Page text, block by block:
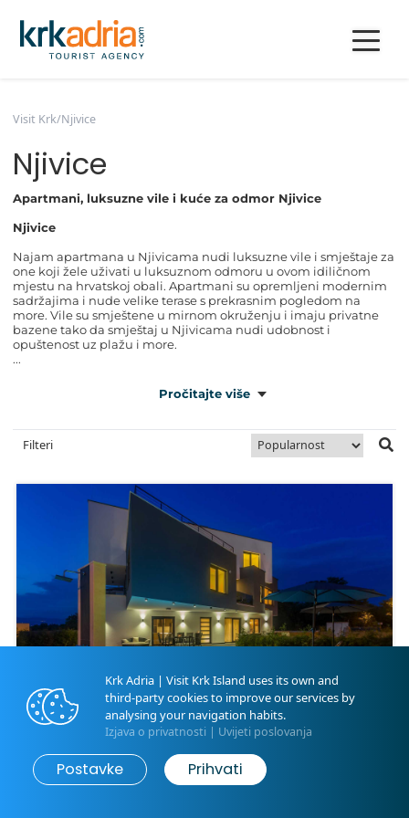
Map Pretraži
Visit Krk/Njivice
Njivice
Apartmani, luksuzne vile i kuće za odmor Njivice
Njivice
Najam apartmana u Njivicama nudi luksuzne vile i smještaje za
one koji žele uživati u luksuznom odmoru u ovom idiličnom
mjestu na hrvatskoj obali. Apartmani su opremljeni modernim
sadržajima i nude velike terase s prekrasnim pogledom na
more. Vile su smještene u mirnom okruženju i imaju privatne
bazene tako da smještaj u Njivicama nudi udobnost i
opuštenost uz plažu i more.
...
Pročitajte više
Filteri
Luksuzni apartman NOA s
bazenom i hidromasažnom
Krk Adria | Visit Krk Island uses its own and
third-party cookies to improve our services by
analysing your navigation habits.
Izjava o privatnosti Uvijeti poslovanja
Postavke Prihvati